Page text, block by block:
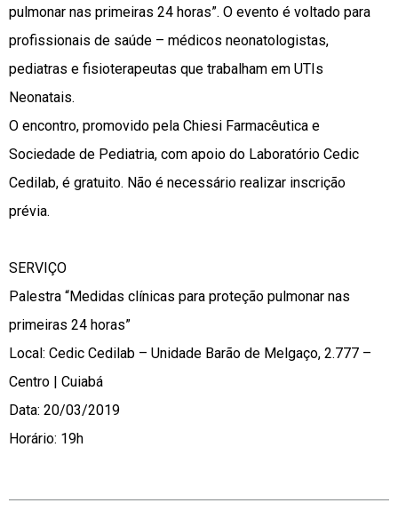
pulmonar nas primeiras 24 horas”. O evento é voltado para
profissionais de saúde – médicos neonatologistas,
pediatras e fisioterapeutas que trabalham em UTIs
Neonatais.
O encontro, promovido pela Chiesi Farmacêutica e
Sociedade de Pediatria, com apoio do Laboratório Cedic
Cedilab, é gratuito. Não é necessário realizar inscrição
prévia.
SERVIÇO
Palestra “Medidas clínicas para proteção pulmonar nas
primeiras 24 horas”
Local: Cedic Cedilab – Unidade Barão de Melgaço, 2.777 –
Centro | Cuiabá
Data: 20/03/2019
Horário: 19h